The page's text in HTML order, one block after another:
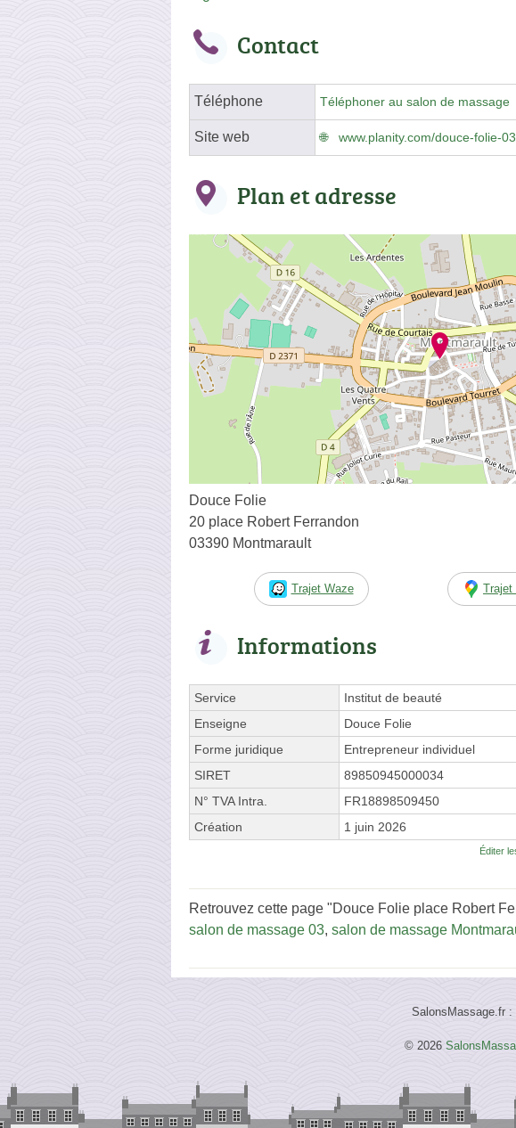
Contact
Téléphone Téléphoner au salon de massage
Site web www.planity.com/douce-folie-
Plan et adresse
Douce Folie
20 place Robert Ferrandon
03390 Montmarault
Trajet Waze Trajet
Informations
Service
Institut de beauté
Enseigne
Douce Folie
Forme juridique
Entrepreneur individuel
SIRET
89850945000034
N° TVA Intra.
FR18898509450
Création
1 juin 2026
Éditer
Retrouvez cette page "Douce Folie place Robert
salon de massage 03, salon de massage
SalonsMassage.fr :
© 2026